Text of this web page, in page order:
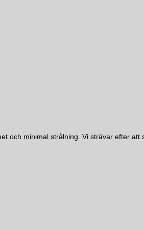
och minimal strålning. Vi strävar efter